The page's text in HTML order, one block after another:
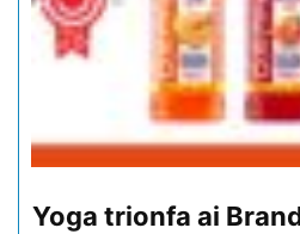
Yoga trionfa ai